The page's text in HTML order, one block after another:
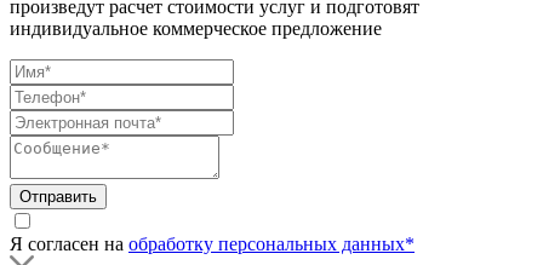
произведут расчет стоимости услуг и подготовят
индивидуальное коммерческое предложение
Отправить
Я согласен на обработку персональных данных*